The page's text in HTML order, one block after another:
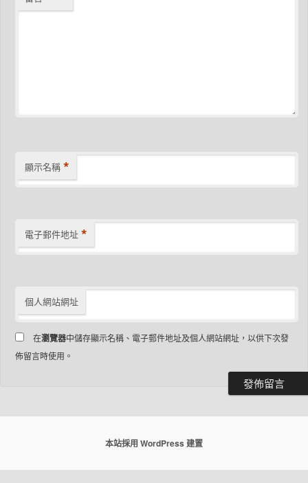
顯示名稱 *
電子郵件地址 *
個人網站網址
在瀏覽器中儲存顯示名稱、電子郵件地址及個人網站網址，以供下次發
佈留言時使用。
本站採用 WordPress 建置